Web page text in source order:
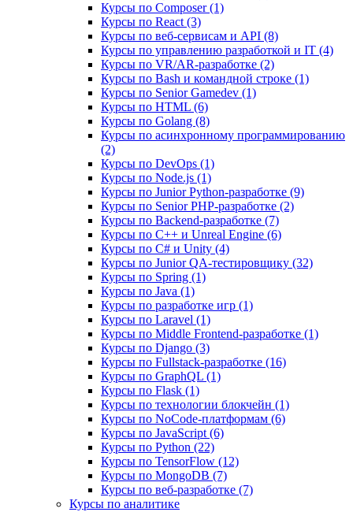
Курсы по Composer (1)
Курсы по React (3)
Курсы по веб‑сервисам и API (8)
Курсы по управлению разработкой и IT (4)
Курсы по VR/AR‑разработке (2)
Курсы по Bash и командной строке (1)
Курсы по Senior Gamedev (1)
Курсы по HTML (6)
Курсы по Golang (8)
Курсы по асинхронному программированию
(2)
Курсы по DevOps (1)
Курсы по Node.js (1)
Курсы по Junior Python-разработке (9)
Курсы по Senior PHP-разработке (2)
Курсы по Backend‑разработке (7)
Курсы по C++ и Unreal Engine (6)
Курсы по C# и Unity (4)
Курсы по Junior QA-тестировщику (32)
Курсы по Spring (1)
Курсы по Java (1)
Курсы по разработке игр (1)
Курсы по Laravel (1)
Курсы по Middle Frontend-разработке (1)
Курсы по Django (3)
Курсы по Fullstack‑разработке (16)
Курсы по GraphQL (1)
Курсы по Flask (1)
Курсы по технологии блокчейн (1)
Курсы по NoCode‑платформам (6)
Курсы по JavaScript (6)
Курсы по Python (22)
Курсы по TensorFlow (12)
Курсы по MongoDB (7)
Курсы по веб‑разработке (7)
Курсы по аналитике